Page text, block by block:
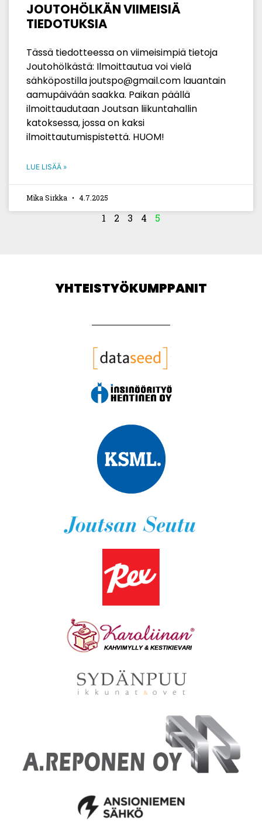
JOUTOHÖLKÄN VIIMEISIÄ
TIEDOTUKSIA
Tässä tiedotteessa on viimeisimpiä tietoja
Joutohölkästä: Ilmoittautua voi vielä
sähköpostilla joutspo@gmail.com lauantain
aamupäivään saakka. Paikan päällä
ilmoittaudutaan Joutsan liikuntahallin
katoksessa, jossa on kaksi
ilmoittautumispistettä. HUOM!
LUE LISÄÄ »
Mika Sirkka 4.7.2025
1 2 3 4 5
YHTEISTYÖKUMPPANIT